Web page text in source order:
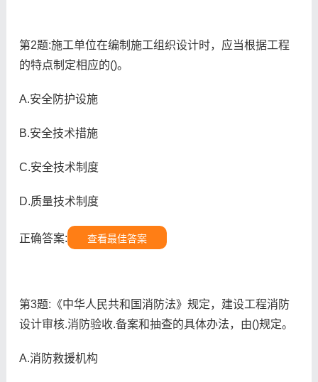
第2题:施工单位在编制施工组织设计时，应当根据工程
的特点制定相应的()。
A.安全防护设施
B.安全技术措施
C.安全技术制度
D.质量技术制度
正确答案: 查看最佳答案
第3题:《中华人民共和国消防法》规定，建设工程消防
设计审核.消防验收.备案和抽查的具体办法，由()规定。
A.消防救援机构